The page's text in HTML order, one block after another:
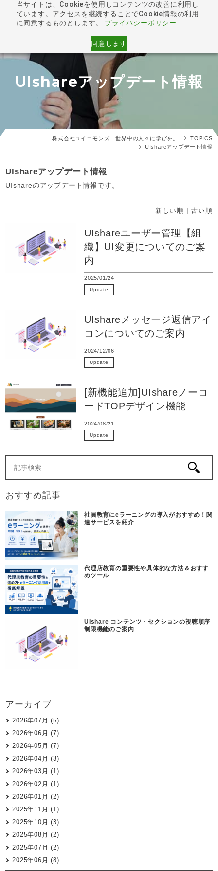
当サイトは、Cookieを使用しコンテンツの改善に利用し
ています。アクセスを継続することでCookie情報の利用
に同意するものとします。 プライバシーポリシー
同意します
toggle
UIshareアップデート情報
株式会社ユイコモンズ｜世界中の人々に学びを。
TOPICS
UIshareアップデート情報
UIshareアップデート情報
UIshareのアップデート情報です。
新しい順 |古い順
UIshareユーザー管理【組
織】UI変更についてのご案
内
2025/01/24
Update
UIshareメッセージ返信アイ
コンについてのご案内
2024/12/06
Update
[新機能追加]UIshareノーコ
ードTOPデザイン機能
2024/08/21
Update
おすすめ記事
社員教育にeラーニングの導入がおすすめ！関
連サービスを紹介
代理店教育の重要性や具体的な方法＆おすす
めツール
UIshare コンテンツ・セクションの視聴順序
制限機能のご案内
アーカイブ
2026年07月 (5)
2026年06月 (7)
2026年05月 (7)
2026年04月 (3)
2026年03月 (1)
2026年02月 (1)
2026年01月 (2)
2025年11月 (1)
2025年10月 (3)
2025年08月 (2)
2025年07月 (2)
2025年06月 (8)